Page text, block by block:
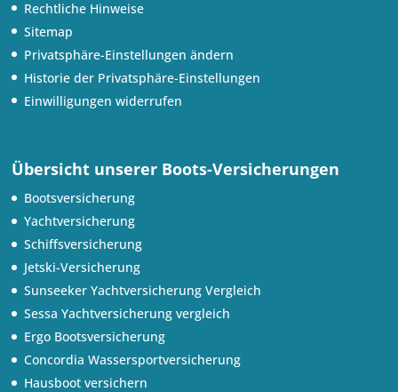
Rechtliche Hinweise
Sitemap
Privatsphäre-Einstellungen ändern
Historie der Privatsphäre-Einstellungen
Einwilligungen widerrufen
Übersicht unserer Boots-Versicherungen
Bootsversicherung
Yachtversicherung
Schiffsversicherung
Jetski-Versicherung
Sunseeker Yachtversicherung Vergleich
Sessa Yachtversicherung vergleich
Ergo Bootsversicherung
Concordia Wassersportversicherung
Hausboot versichern